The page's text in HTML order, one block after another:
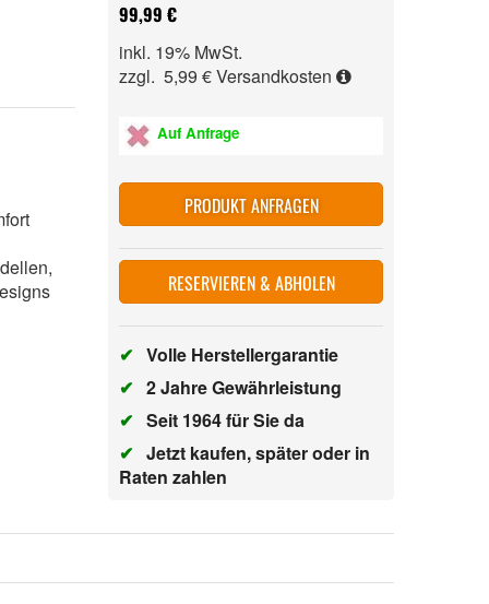
99,99 €
inkl. 19% MwSt.
zzgl. 5,99 €Versandkosten
Auf Anfrage
PRODUKT ANFRAGEN
RESERVIEREN & ABHOLEN
✔ Volle Herstellergarantie
✔ 2 Jahre Gewährleistung
✔ Seit 1964 für Sie da
✔ Jetzt kaufen, später oder in
Raten zahlen